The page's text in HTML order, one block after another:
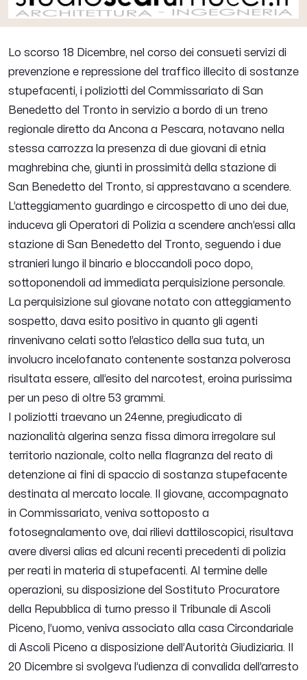
Lo scorso 18 Dicembre, nel corso dei consueti servizi di
prevenzione e repressione del traffico illecito di sostanze
stupefacenti, i poliziotti del Commissariato di San
Benedetto del Tronto in servizio a bordo di un treno
regionale diretto da Ancona a Pescara, notavano nella
stessa carrozza la presenza di due giovani di etnia
maghrebina che, giunti in prossimità della stazione di
San Benedetto del Tronto, si apprestavano a scendere.
L’atteggiamento guardingo e circospetto di uno dei due,
induceva gli Operatori di Polizia a scendere anch’essi alla
stazione di San Benedetto del Tronto, seguendo i due
stranieri lungo il binario e bloccandoli poco dopo,
sottoponendoli ad immediata perquisizione personale.
La perquisizione sul giovane notato con atteggiamento
sospetto, dava esito positivo in quanto gli agenti
rinvenivano celati sotto l’elastico della sua tuta, un
involucro incelofanato contenente sostanza polverosa
risultata essere, all’esito del narcotest, eroina purissima
per un peso di oltre 53 grammi.
I poliziotti traevano un 24enne, pregiudicato di
nazionalità algerina senza fissa dimora irregolare sul
territorio nazionale, colto nella flagranza del reato di
detenzione ai fini di spaccio di sostanza stupefacente
destinata al mercato locale. Il giovane, accompagnato
in Commissariato, veniva sottoposto a
fotosegnalamento ove, dai rilievi dattiloscopici, risultava
avere diversi alias ed alcuni recenti precedenti di polizia
per reati in materia di stupefacenti. Al termine delle
operazioni, su disposizione del Sostituto Procuratore
della Repubblica di turno presso il Tribunale di Ascoli
Piceno, l’uomo, veniva associato alla casa Circondariale
di Ascoli Piceno a disposizione dell’Autorità Giudiziaria. Il
20 Dicembre si svolgeva l’udienza di convalida dell’arresto